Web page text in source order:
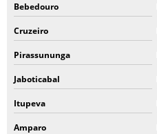
Bebedouro
Cruzeiro
Pirassununga
Jaboticabal
Itupeva
Amparo